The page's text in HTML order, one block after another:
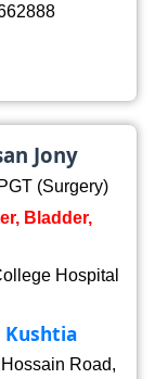
Jony
(Surgery)
Bladder,
Hospital
Kushtia
Road,